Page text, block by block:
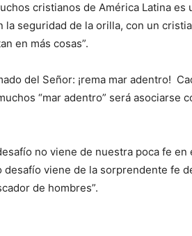
cristianos de América Latina es
la seguridad de la orilla, con un
en más cosas”.
del Señor: ¡rema mar adentro!
“mar adentro” será asociarse
no viene de nuestra poca fe en
desafío viene de la sorprendente fe
de hombres”.